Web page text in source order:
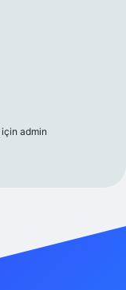
için admin